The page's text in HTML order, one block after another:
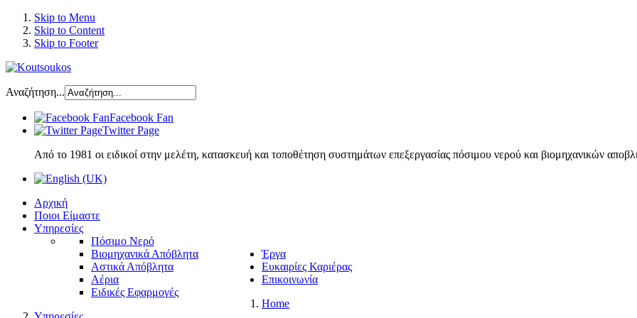
Skip to Menu
Skip to Content
Skip to Footer
Αναζήτηση...
Facebook Fan
Twitter Page
Από το 1981 οι ειδικοί στην μελέτη, κατασκευή και τοποθέτηση συστημάτων επεξεργασίας πόσιμου νερού και βιομηχανικών
Αρχική
Ποιοι Είμαστε
Υπηρεσίες
Πόσιμο Νερό
Βιομηχανικά Απόβλητα
Αστικά Απόβλητα
Αέρια
Ειδικές Εφαρμογές
Έργα
Ευκαιρίες Καριέρας
Επικοινωνία
Home